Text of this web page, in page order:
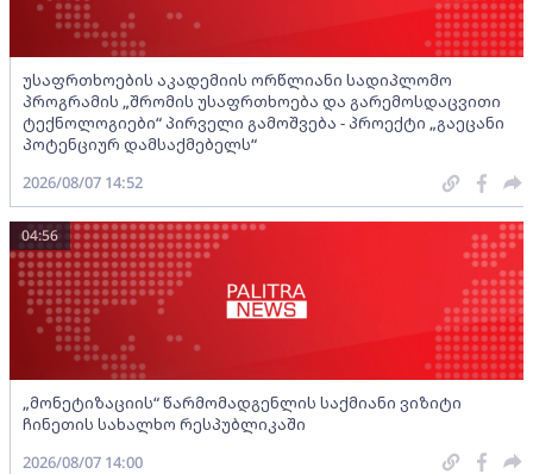
უსაფრთხოების აკადემიის ორწლიანი სადიპლომო
პროგრამის „შრომის უსაფრთხოება და გარემოსდაცვითი
ტექნოლოგიები“ პირველი გამოშვება - პროექტი „გაეცანი
პოტენციურ დამსაქმებელს“
2026/08/07 14:52
„მონეტიზაციის“ წარმომადგენლის საქმიანი ვიზიტი
ჩინეთის სახალხო რესპუბლიკაში
04:56
2026/08/07 14:00